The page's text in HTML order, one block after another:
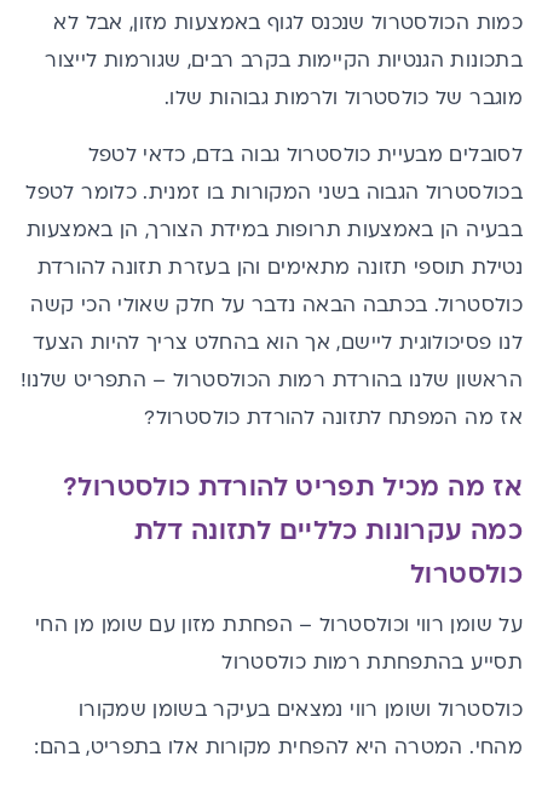
כמות הכולסטרול שנכנס לגוף באמצעות מזון, אבל לא
בתכונות הגנטיות הקיימות בקרב רבים, שגורמות לייצור
מוגבר של כולסטרול ולרמות גבוהות שלו.
לסובלים מבעיית כולסטרול גבוה בדם, כדאי לטפל
בכולסטרול הגבוה בשני המקורות בו זמנית. כלומר לטפל
בבעיה הן באמצעות תרופות במידת הצורך, הן באמצעות
נטילת תוספי תזונה מתאימים והן בעזרת תזונה להורדת
כולסטרול. בכתבה הבאה נדבר על חלק שאולי הכי קשה
לנו פסיכולוגית ליישם, אך הוא בהחלט צריך להיות הצעד
הראשון שלנו בהורדת רמות הכולסטרול – התפריט שלנו!
אז מה המפתח לתזונה להורדת כולסטרול?
אז מה מכיל תפריט להורדת כולסטרול?
כמה עקרונות כלליים לתזונה דלת
כולסטרול
על שומן רווי וכולסטרול – הפחתת מזון עם שומן מן החי
תסייע בהתפחתת רמות כולסטרול
כולסטרול ושומן רווי נמצאים בעיקר בשומן שמקורו
מהחי. המטרה היא להפחית מקורות אלו בתפריט, בהם: